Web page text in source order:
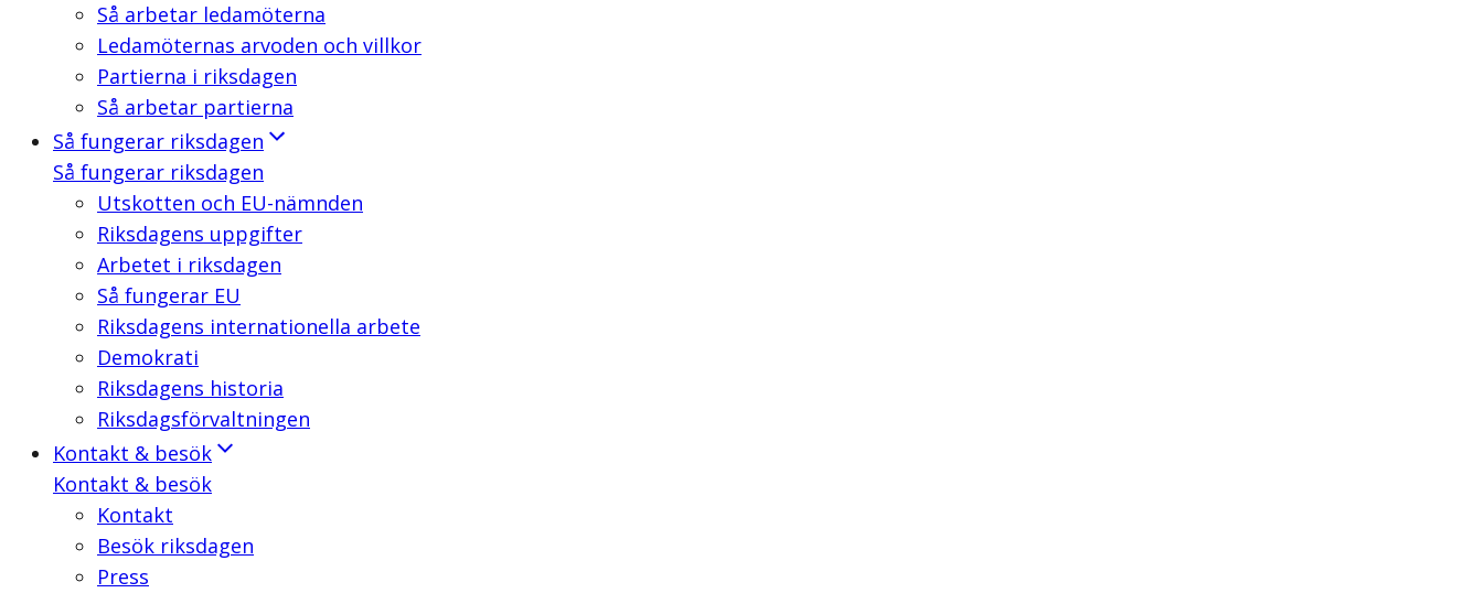
Så arbetar ledamöterna
Ledamöternas arvoden och villkor
Partierna i riksdagen
Så arbetar partierna
Så fungerar riksdagen
Så fungerar riksdagen
Utskotten och EU-nämnden
Riksdagens uppgifter
Arbetet i riksdagen
Så fungerar EU
Riksdagens internationella arbete
Demokrati
Riksdagens historia
Riksdagsförvaltningen
Kontakt & besök
Kontakt & besök
Kontakt
Besök riksdagen
Press